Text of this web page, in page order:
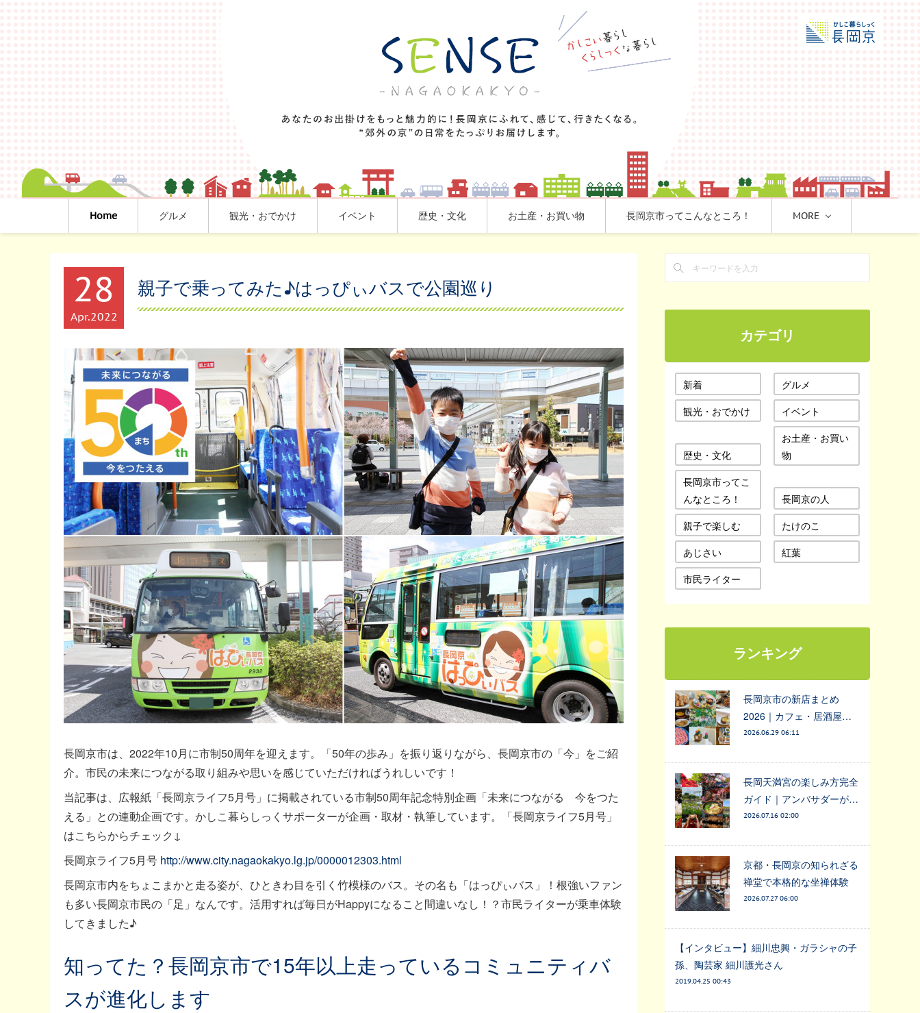
Home グルメ 観光・おでかけ イベント 歴史・文化 お土産・お買い物 長岡京市ってこんなところ！ MORE
28
Apr 2022
親子で乗ってみた♪はっぴぃバスで公園巡り
長岡京市は、2022年10月に市制50周年を迎えます。「50年の歩み」を振り返りながら、長岡京市の「今」をご紹
介。市民の未来につながる取り組みや思いを感じていただければうれしいです！
当記事は、広報紙「長岡京ライフ5月号」に掲載されている市制50周年記念特別企画「未来につながる 今をつた
える」との連動企画です。かしこ暮らしっくサポーターが企画・取材・執筆しています。「長岡京ライフ5月号」
はこちらからチェック↓
長岡京ライフ5月号 http://www.city.nagaokakyo.lg.jp/0000012303.html
長岡京市内をちょこまかと走る姿が、ひときわ目を引く竹模様のバス。その名も「はっぴぃバス」！根強いファン
も多い長岡京市民の「足」なんです。活用すれば毎日がHappyになること間違いなし！？市民ライターが乗車体験
してきました♪
知ってた？長岡京市で15年以上走っているコミュニティバ
スが進化します
カテゴリ
新着
グルメ
観光・おでかけ
イベント
歴史・文化
お土産・お買い
物
長岡京市ってこ
んなところ！
長岡京の人
親子で楽しむ
たけのこ
あじさい
紅葉
市民ライター
ランキング
長岡京市の新店まとめ
2026｜カフェ・居酒屋…
2026.06.29 06:11
長岡天満宮の楽しみ方完全
ガイド｜アンバサダーが…
2026.07.16 02:00
京都・長岡京の知られざる
禅堂で本格的な坐禅体験
2026.07.27 06:00
【インタビュー】細川忠興・ガラシャの子
孫、陶芸家 細川護光さん
2019.04.25 00:43